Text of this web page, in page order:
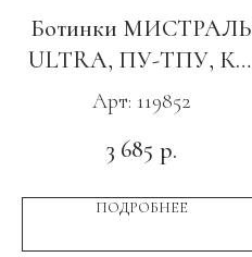
Ботинки МИСТРАЛЬ
ULTRA, ПУ-ТПУ, КП
и МС
Арт: 119852
3 685 р.
ПОДРОБНЕЕ